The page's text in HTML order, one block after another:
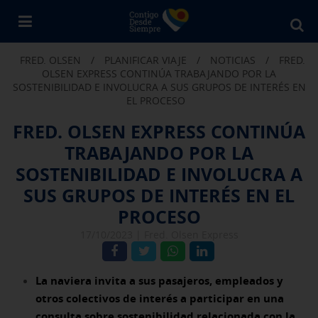
FRED. OLSEN / PLANIFICAR VIAJE / NOTICIAS /
FRED.
OLSEN EXPRESS CONTINÚA TRABAJANDO POR LA
SOSTENIBILIDAD E INVOLUCRA A SUS GRUPOS DE INTERÉS EN
EL PROCESO
FRED. OLSEN EXPRESS CONTINÚA
TRABAJANDO POR LA
SOSTENIBILIDAD E INVOLUCRA A
SUS GRUPOS DE INTERÉS EN EL
PROCESO
La naviera invita a sus pasajeros, empleados y
otros colectivos de interés a participar en una